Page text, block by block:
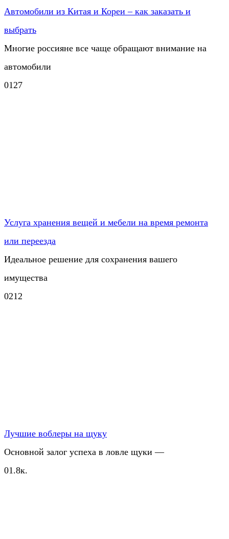
Автомобили из Китая и Кореи – как заказать и
выбрать
Многие россияне все чаще обращают внимание на
автомобили
0127
Услуга хранения вещей и мебели на время ремонта
или переезда
Идеальное решение для сохранения вашего
имущества
0212
Лучшие воблеры на щуку
Основной залог успеха в ловле щуки —
01.8к.